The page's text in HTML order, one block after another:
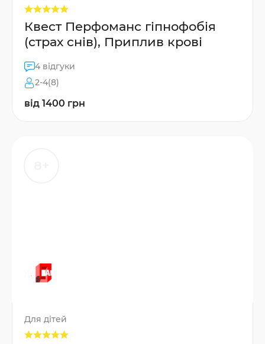
Квест Перфоманс гіпнофобія
(страх снів), Приплив крові
4 відгуки
2-4(8)
від 1400 грн
Для дітей